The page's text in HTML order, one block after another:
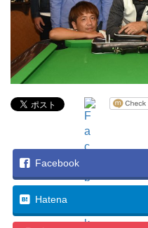
Facebook
Hatena